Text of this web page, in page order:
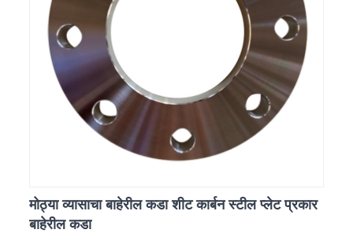
मोठ्या व्यासाचा बाहेरील कडा शीट कार्बन स्टील प्लेट प्रकार
बाहेरील कडा